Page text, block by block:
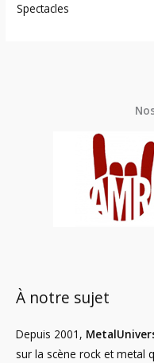
Spectacles
À notre sujet
Depuis 2001,
sur la scène rock et metal